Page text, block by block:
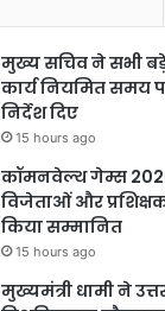
मुख्य सचिव ने सभी बड़े
कार्य नियमित समय
निर्देश दिए
15 hours ago
कॉमनवेल्थ गेम्स
विजेताओं और
किया सम्मानित
15 hours ago
मुख्यमंत्री धामी ने